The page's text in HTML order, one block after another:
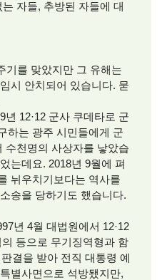
자들, 추방된 자들에 대
기를 맞았지만 그 유해는
시 안치되어 있습니다. 묻
년 12·12 군사 쿠데타로 군
하는 광주 시민들에게 군
수천명의 사상자를 낳았습
는데요. 2018년 9월에 펴
뉘우치기보다는 역사를
송을 당하기도 했습니다.
년 4월 대법원에서 12·12
등으로 무기징역형과 함
결을 받아 전직 대통령 예
별사면으로 석방됐지만,